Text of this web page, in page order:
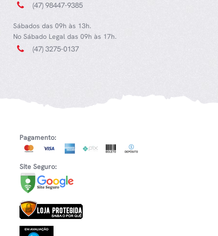
(47) 98447-9385
Sábados das 09h às 13h.
No Sábado Legal das 09h às 17h.
(47) 3275-0137
Pagamento:
Site Seguro: